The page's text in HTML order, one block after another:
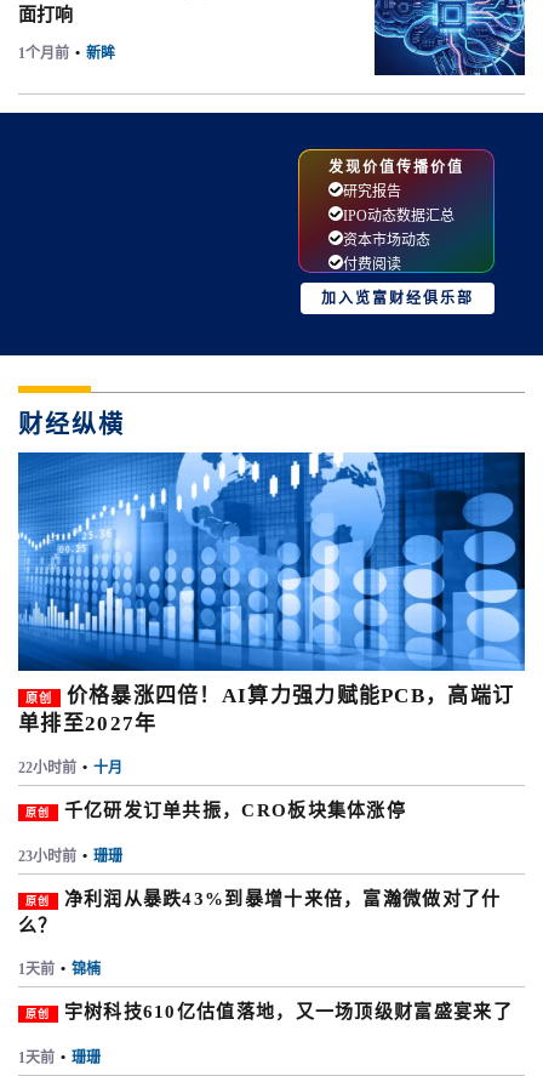
面打响
1个月前 • 新眸
发现价值传播价值
研究报告
IPO动态数据汇总
资本市场动态
付费阅读
加入览富财经俱乐部
财经纵横
原创
价格暴涨四倍！AI算力强力赋能PCB，高端订
单排至2027年
22小时前 • 十月
原创 千亿研发订单共振，CRO板块集体涨停
23小时前 • 珊珊
原创
净利润从暴跌43%到暴增十来倍，富瀚微做对了什
么？
1天前 • 锦楠
原创 宇树科技610亿估值落地，又一场顶级财富盛宴来了
1天前 • 珊珊